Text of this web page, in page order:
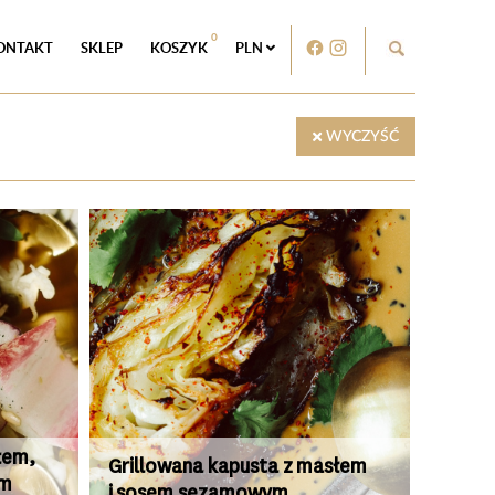
SKLEP KOSZYK
0
PLN
WYCZYŚĆ
Grillowana kapusta z masłem